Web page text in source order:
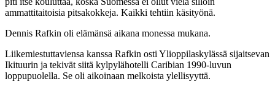
ammattitaitoisia pitsakokkeja. Kaikki tehtiin käsityönä.
Dennis Rafkin oli elämänsä aikana monessa mukana.
Liikemiestuttaviensa kanssa Rafkin osti Ylioppilaskylässä sijaitsevan
Ikituurin ja tekivät siitä kylpylähotelli Caribian 1990-luvun
loppupuolella. Se oli aikoinaan melkoista ylellisyyttä.